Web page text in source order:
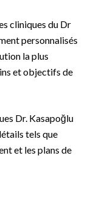
cliniques du Dr
personnalisés
la plus
et objectifs de
Dr. Kasapoğlu
tels que
et les plans de